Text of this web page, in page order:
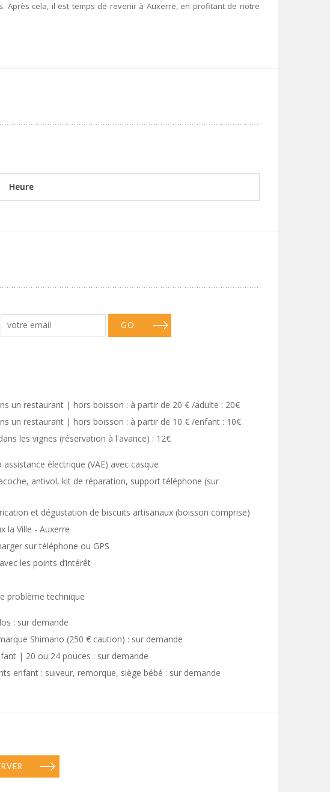
Après cela, il est temps de revenir à Auxerre, en profitant de notre
Heure
GO
un restaurant | hors boisson : à partir de 20 € /adulte : 20€
un restaurant | hors boisson : à partir de 10 € /enfant : 10€
les vignes (réservation à l'avance) : 12€
assistance électrique (VAE) avec casque
antivol, kit de réparation, support téléphone (sur
et dégustation de biscuits artisanaux (boisson comprise)
la Ville - Auxerre
sur téléphone ou GPS
les points d’intérêt
problème technique
: sur demande
Shimano (250 € caution) : sur demande
| 20 ou 24 pouces : sur demande
enfant : suiveur, remorque, siège bébé : sur demande